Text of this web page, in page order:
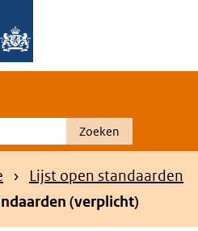
Zoeken
Lijst open standaarden
(verplicht)